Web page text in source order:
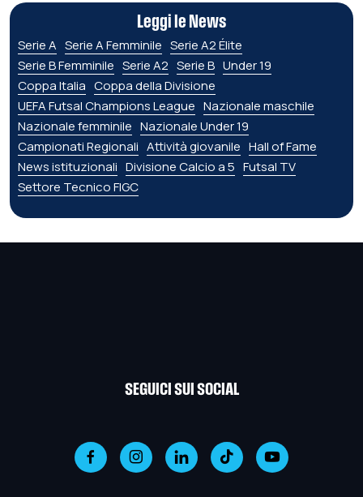
Leggi le News
Serie A Serie A Femminile Serie A2 Élite
Serie B Femminile Serie A2 Serie B Under 19
Coppa Italia Coppa della Divisione
UEFA Futsal Champions League Nazionale maschile
Nazionale femminile Nazionale Under 19
Campionati Regionali Attività giovanile Hall of Fame
News istituzionali Divisione Calcio a 5 Futsal TV
Settore Tecnico FIGC
SEGUICI SUI SOCIAL